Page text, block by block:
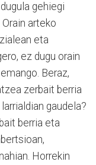
gehiegi
arteko
eta
ez dugu orain
Beraz,
zerbait berria
gaudela?
berria eta
Horrekin